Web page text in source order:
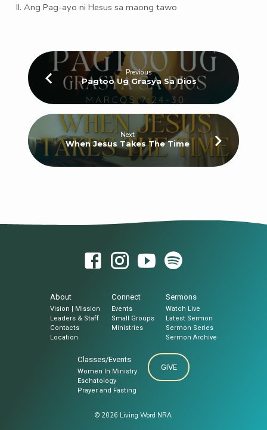
II. Ang Pag-ayo ni Hesus sa maong tawo
Previous
Pagtoo Ug Grasya Sa Dios
Next
When Jesus Takes The Time
About
Vision | Mission
Leaders & Staff
Contacts
Location
Connect
Events
Small Groups
Ministries
Sermons
Watch Live
Latest Sermon
Sermon Series
Sermon Archive
Classes/Events
Women In Ministry
Eschatology
Prayer and Fasting
GIVE
© 2026 Living Word NRA